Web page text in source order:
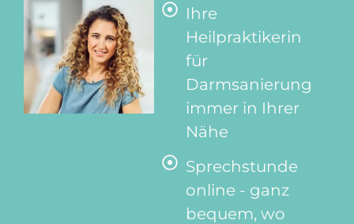
Ihre
Heilpraktikerin
für
Darmsanierung
immer in Ihrer
Nähe
Sprechstunde
online - ganz
bequem, wo